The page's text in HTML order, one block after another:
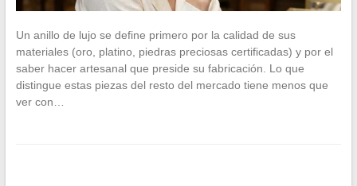
Un anillo de lujo se define primero por la calidad de sus
materiales (oro, platino, piedras preciosas certificadas) y por el
saber hacer artesanal que preside su fabricación. Lo que
distingue estas piezas del resto del mercado tiene menos que
ver con…